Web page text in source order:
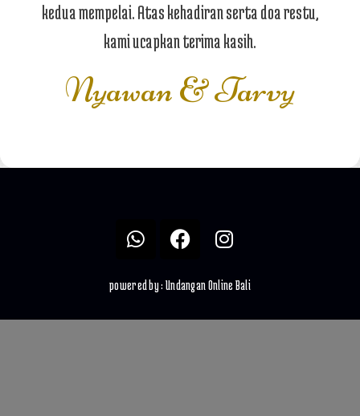
kedua mempelai. Atas kehadiran serta doa restu,
kami ucapkan terima kasih.
Nyawan & Tarvy
powered by : Undangan Online Bali